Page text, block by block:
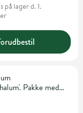
på lager d. 1.
Pakke med